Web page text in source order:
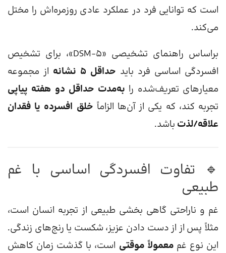
است که توانایی فرد در عملکرد عادی روزمره‌اش را مختل
می‌کند.
براساس راهنمای تشخیصی «DSM-5»، برای تشخیص
افسردگی اساسی فرد باید حداقل ۵ نشانه
از مجموعه
معیارهای تعریف‌شده را به‌مدت حداقل دو هفته پیاپی
تجربه کند، که یکی از آن‌ها الزاماً خلق افسرده یا فقدان
علاقه/لذت باشد.
🔹 تفاوت افسردگی اساسی با غم
طبیعی
غم و ناراحتی گاهی بخشی طبیعی از تجربه انسان است،
مثلاً پس از از دست دادن عزیز، شکست یا رنج‌های زندگی.
این نوع غممعمولاً موقتی است، با گذشت زمان کاهش